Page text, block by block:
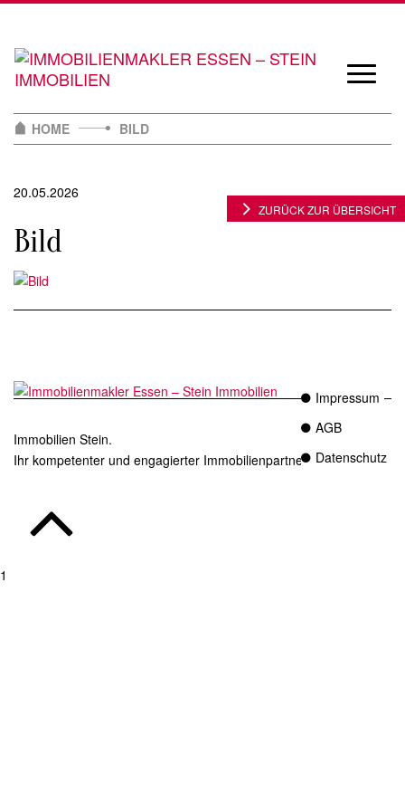
content
öffnen/
HOME
BILD
20.05.2026
Bild
ZURÜCK ZUR ÜBERSICHT
Immobilien Stein.
Ihr kompetenter und engagierter Immobilienpartner in Essen.
Impressum
AGB
Datenschutz
1